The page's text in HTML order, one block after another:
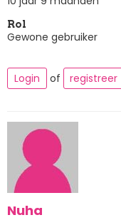
Rol
Gewone gebruiker
Login of registreer
Nuha